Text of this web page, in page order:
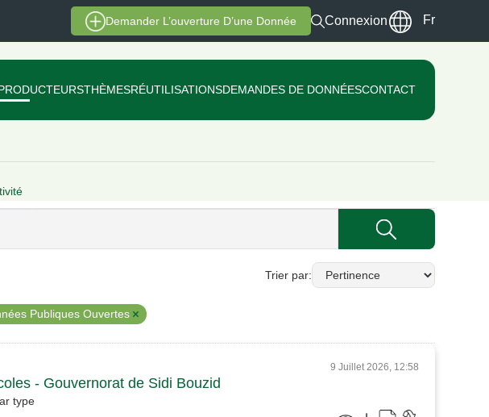
Demander L’ouverture D’une Donnée Connexion Fr
THÈMESRÉUTILISATIONSDEMANDES DE DONNÉESCONTACT
Trier par
Publiques Ouvertes
9 Juillet 2026, 12:58
- Gouvernorat de Sidi Bouzid
type